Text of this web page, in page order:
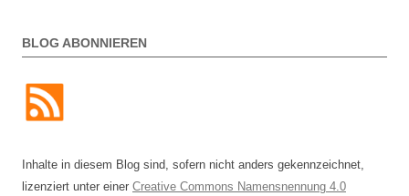
BLOG ABONNIEREN
Inhalte in diesem Blog sind, sofern nicht anders gekennzeichnet,
lizenziert unter einer Creative Commons Namensnennung 4.0